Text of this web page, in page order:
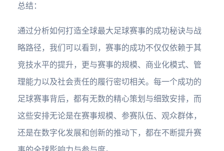
总结：
通过分析如何打造全球最大足球赛事的成功秘诀与战
略路径，我们可以看到，赛事的成功不仅仅依赖于其
竞技水平的提升，更与赛事的规模、商业化模式、管
理能力以及社会责任的履行密切相关。每一个成功的
足球赛事背后，都有无数的精心策划与细致安排，而
这些安排无论是在赛事规模、参赛队伍、观众群体，
还是在数字化发展和创新的推动下，都在不断提升赛